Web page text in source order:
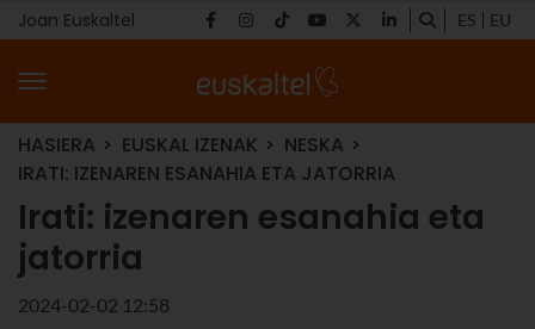
Joan Euskaltel ES EU
HASIERA EUSKAL IZENAK
NESKA
IRATI: IZENAREN ESANAHIA ETA JATORRIA
Irati: izenaren esanahia eta
jatorria
2024-02-02 12:58